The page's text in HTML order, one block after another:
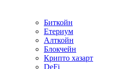
Биткойн
Етериум
Алткойн
Блокчейн
Крипто хазарт
DeFi